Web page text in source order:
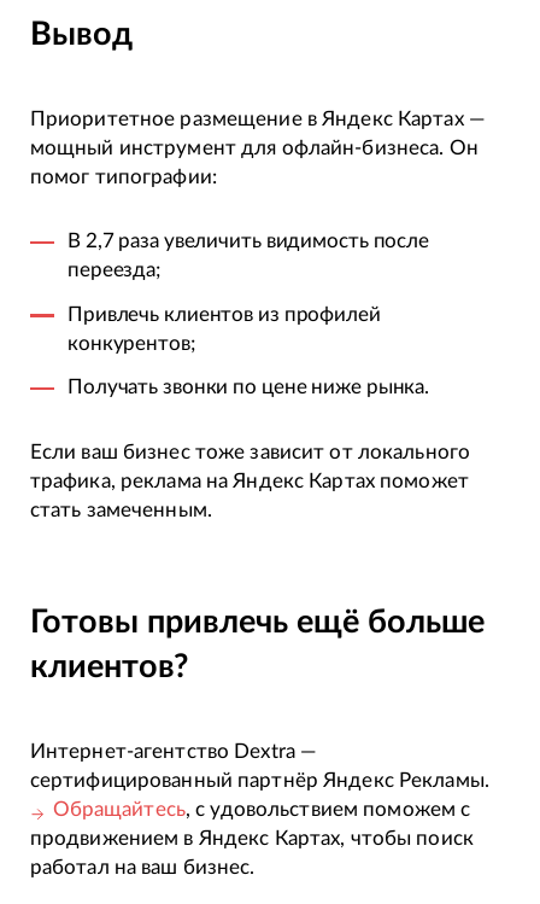
Вывод
Приоритетное размещение в Яндекс Картах —
мощный инструмент для офлайн-бизнеса. Он
помог типографии:
В 2,7 раза увеличить видимость после
переезда;
Привлечь клиентов из профилей
конкурентов;
Получать звонки по цене ниже рынка.
Если ваш бизнес тоже зависит от локального
трафика, реклама на Яндекс Картах поможет
стать замеченным.
Готовы привлечь ещё больше
клиентов?
Интернет-агентство Dextra —
сертифицированный партнёр Яндекс Рекламы.
Обращайтесь, с удовольствием поможем с
продвижением в Яндекс Картах, чтобы поиск
работал на ваш бизнес.